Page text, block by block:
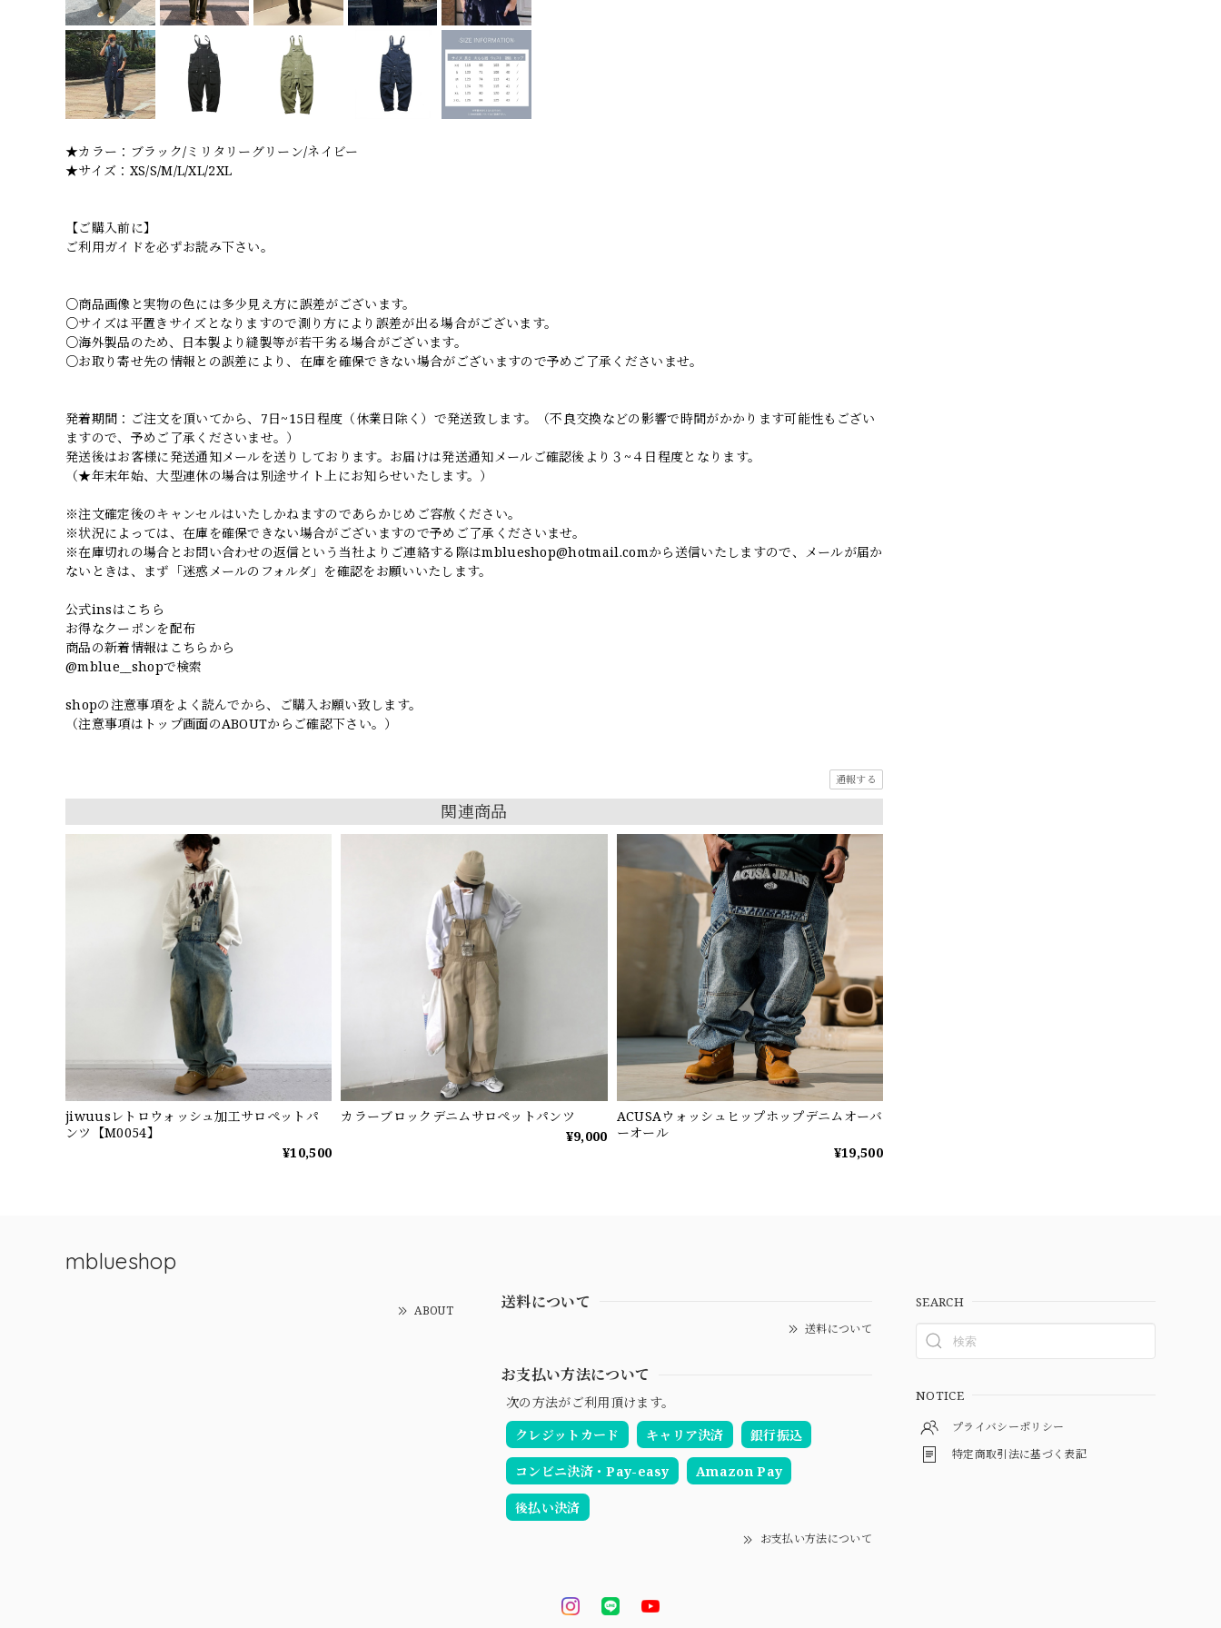
★カラー：ブラック/ミリタリーグリーン/ネイビー
★サイズ：XS/S/M/L/XL/2XL
【ご購入前に】
ご利用ガイドを必ずお読み下さい。
○商品画像と実物の色には多少見え方に誤差がございます。
○サイズは平置きサイズとなりますので測り方により誤差が出る場合がございます。
○海外製品のため、日本製より縫製等が若干劣る場合がございます。
○お取り寄せ先の情報との誤差により、在庫を確保できない場合がございますので予めご了承くださいませ。
発着期間：ご注文を頂いてから、7日~15日程度（休業日除く）で発送致します。（不良交換などの影響で時間がかかります可能性もござい
ますので、予めご了承くださいませ。）
発送後はお客様に発送通知メールを送りしております。お届けは発送通知メールご確認後より３~４日程度となります。
（★年末年始、大型連休の場合は別途サイト上にお知らせいたします。）
※注文確定後のキャンセルはいたしかねますのであらかじめご容赦ください。
※状況によっては、在庫を確保できない場合がございますので予めご了承くださいませ。
※在庫切れの場合とお問い合わせの返信という当社よりご連絡する際はmblueshop@hotmail.comから送信いたしますので、メールが届か
ないときは、まず「迷惑メールのフォルダ」を確認をお願いいたします。
公式insはこちら
お得なクーポンを配布
商品の新着情報はこちらから
@mblue__shopで検索
shopの注意事項をよく読んでから、ご購入お願い致します。
（注意事項はトップ画面のABOUTからご確認下さい。）
通報する
関連商品
jiwuusレトロウォッシュ加工サロペットパ
ンツ【M0054】
¥10,500
カラーブロックデニムサロペットパンツ
¥9,000
ACUSAウォッシュヒップホップデニムオーバ
ーオール
¥19,500
mblueshop
ABOUT 送料について
送料について
お支払い方法について
次の方法がご利用頂けます。
クレジットカード
キャリア決済 銀行振込
コンビニ決済・Pay-easy Amazon Pay
後払い決済
お支払い方法について
SEARCH
NOTICE
プライバシーポリシー
特定商取引法に基づく表記